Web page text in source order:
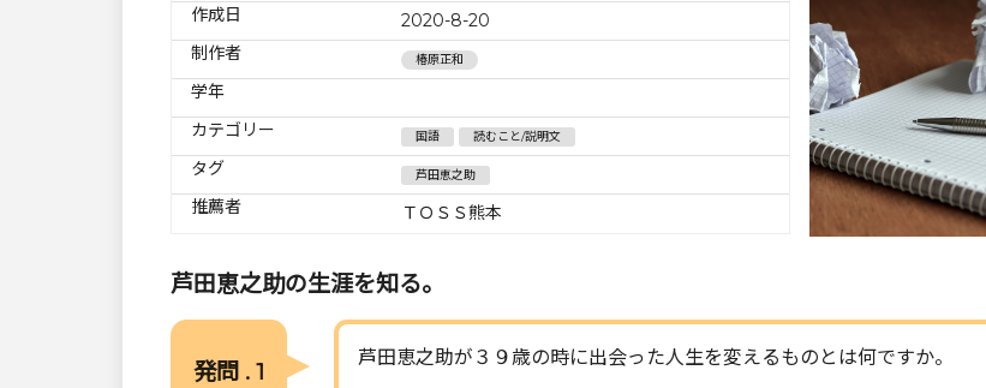
作成日
2020-8-20
制作者
椿原正和
学年
カテゴリー
国語 読むこと/説明文
タグ 芦田恵之助
推薦者 ＴＯＳＳ熊本
芦田恵之助の生涯を知る。
発問 . 1 芦田恵之助が３９歳の時に出会った人生を変えるものとは何ですか。